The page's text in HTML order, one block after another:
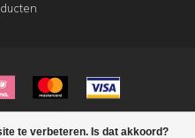
te verbeteren. Is dat akkoord?
KeK Horeca